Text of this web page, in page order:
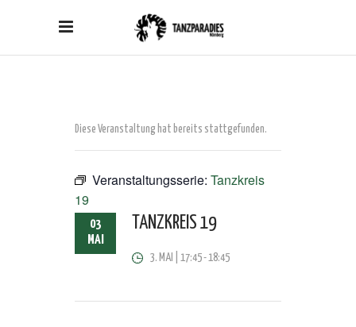
Diese Veranstaltung hat bereits stattgefunden.
Veranstaltungsserie: Tanzkreis
19
03
MAI
TANZKREIS 19
3. MAI | 17:45-18:45